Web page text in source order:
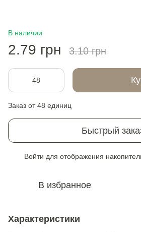
В наличии
2.79 грн 3.10 грн
Заказ от 48 единиц
Быстрый
Войти для отображения
В избранное
Характеристики